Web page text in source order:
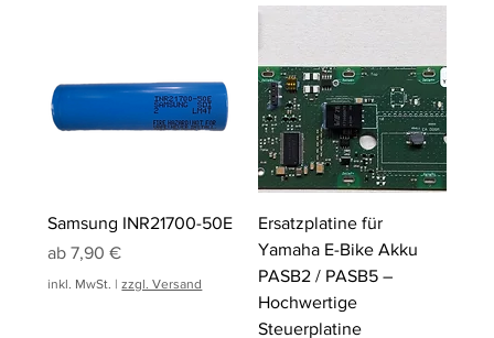
Samsung INR21700-50E
ab7,90 €
Sale-Preis
inkl. MwSt. |zzgl. Versand
Ersatzplatine für
Yamaha E-Bike Akku
PASB2 / PASB5 –
Hochwertige
Steuerplatine